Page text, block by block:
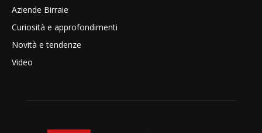
Aziende Birraie
Curiosità e approfondimenti
Novità e tendenze
Video